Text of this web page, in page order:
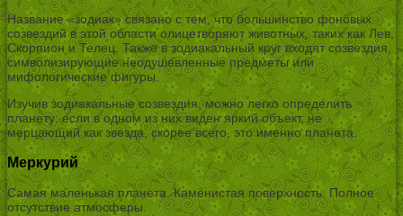
Название «зодиак» связано с тем, что большинство фоновых
созвездий в этой области олицетворяют животных, таких как Лев,
Скорпион и Телец. Также в зодиакальный круг входят созвездия,
символизирующие неодушевленные предметы или
мифологические фигуры.
Изучив зодиакальные созвездия, можно легко определить
планету: если в одном из них виден яркий объект, не
мерцающий как звезда, скорее всего, это именно планета.
Меркурий
Самая маленькая планета. Каменистая поверхность. Полное
отсутствие атмосферы.